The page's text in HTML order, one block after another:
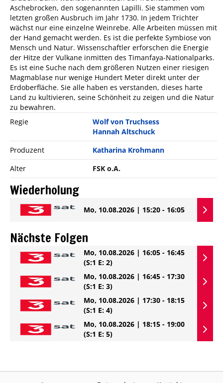
Aschebrocken, den sogenannten Lapilli. Sie stammen vom
letzten großen Ausbruch im Jahr 1730. In jedem Trichter
wächst nur eine einzelne Weinrebe. Alle Arbeiten müssen mit
der Hand gemacht werden. Es ist die perfekte Symbiose von
Mensch und Natur. Wissenschaftler erforschen die Energie
der Hitze der Vulkane inmitten des Timanfaya-Nationalparks.
Es ist eine Suche nach dem größeren Nutzen einer riesigen
Magmablase nur wenige Hundert Meter direkt unter der
Erdoberfläche. Sie alle haben es verstanden, dieses harte
Land zu kultivieren, seine Schönheit zu zeigen und die Natur
zu bewahren.
Regie
Wolf von Truchsess
Hannah Altschuck
Produzent
Katharina Krohmann
Alter
FSK o.A.
Wiederholung
Mo, 10.08.2026 | 15:20 - 16:05
Nächste Folgen
Mo, 10.08.2026 | 16:05 - 16:45
(S:1 E: 2)
Mo, 10.08.2026 | 16:45 - 17:30
(S:1 E: 3)
Mo, 10.08.2026 | 17:30 - 18:15
(S:1 E: 4)
Mo, 10.08.2026 | 18:15 - 19:00
(S:1 E: 5)